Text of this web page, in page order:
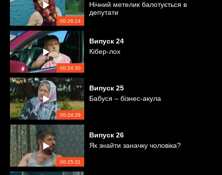
00:26:14
Нічний метелик балотується в
депутати
00:24:30
Випуск 24
Кібер-лох
00:24:29
Випуск 25
Бабуся – бізнес-акула
00:25:31
Випуск 26
Як знайти заначку чоловіка?